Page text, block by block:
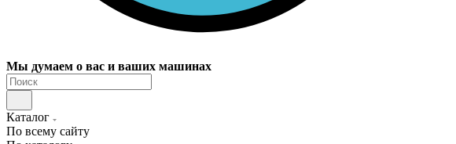
Мы думаем о вас и ваших машинах
Каталог
По всему сайту